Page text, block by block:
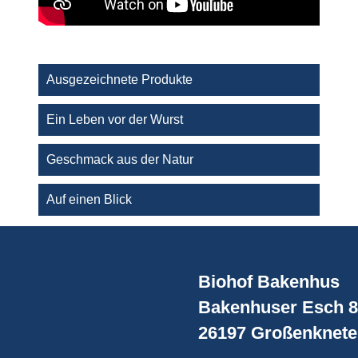
Ausgezeichnete Produkte
Ein Leben vor der Wurst
Geschmack aus der Natur
Auf einen Blick
Biohof Bakenhus
Bakenhuser Esch 8
26197